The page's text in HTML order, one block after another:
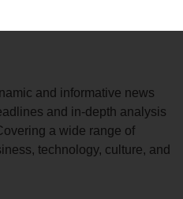
and informative news
and in-depth analysis
a wide range of
technology, culture, and